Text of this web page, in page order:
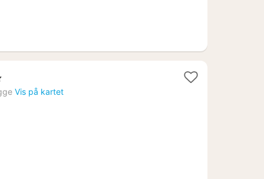
Vis på kartet